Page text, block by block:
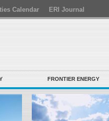
Calendar ERI Journal
FRONTIER ENERGY